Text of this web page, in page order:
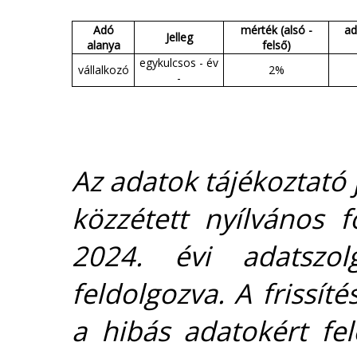
Adó
alanya
Jelleg
mérték (alsó -
felső)
vállalkozó
egykulcsos - év
-
2%
Az adatok
közzétett nyílvános
2024. évi
feldolgozva. A
a hibás adatokért